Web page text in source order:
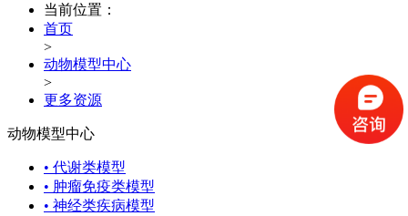
当前位置：
首页
>
动物模型中心
>
更多资源
动物模型中心
• 代谢类模型
• 肿瘤免疫类模型
• 神经类疾病模型